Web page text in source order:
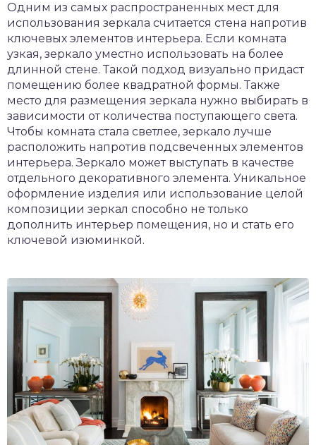
Одним из самых распространенных мест для
использования зеркала считается стена напротив
ключевых элементов интерьера. Если комната
узкая, зеркало уместно использовать на более
длинной стене. Такой подход визуально придаст
помещению более квадратной формы. Также
место для размещения зеркала нужно выбирать в
зависимости от количества поступающего света.
Чтобы комната стала светлее, зеркало лучше
расположить напротив подсвеченных элементов
интерьера. Зеркало может выступать в качестве
отдельного декоративного элемента. Уникальное
оформление изделия или использование целой
композиции зеркал способно не только
дополнить интерьер помещения, но и стать его
ключевой изюминкой.